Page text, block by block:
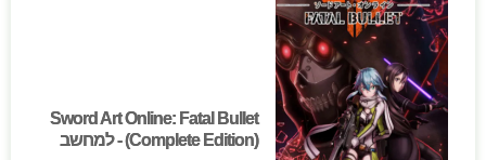
Sword Art Online: Fatal Bullet
(Complete Edition) - למחשב
Sword Art Online: Fatal Bullet
(Complete Edition) - למחשב